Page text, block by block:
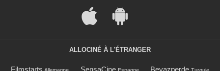
ALLOCINÉ À L'ÉTRANGER
Filmstarts SensaCine Beyazperde